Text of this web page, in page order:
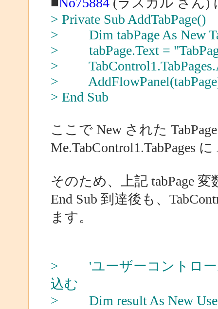
> Private Sub AddTabPage()
> Dim tabPage As New
> tabPage.Text =
>
>
> End Sub
ここで New された
Me.TabControl1.TabPages
そのため、上記 tabPage
End Sub 到達後も、
ます。
> 'ユーザーコントロー
込む
> Dim result As New